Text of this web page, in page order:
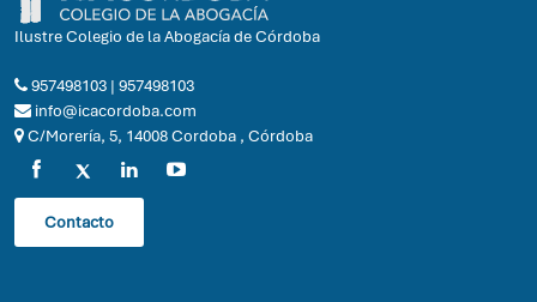
Ilustre Colegio de la Abogacía de Córdoba
957498103 | 957498103
info@icacordoba.com
C/Morería, 5, 14008 Cordoba , Córdoba
Contacto